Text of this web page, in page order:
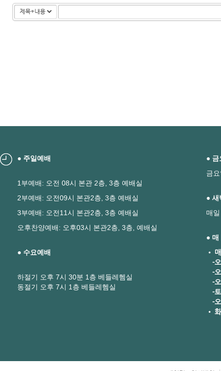
● 주일예배
1부예배: 오전 08시 본관 2층, 3층 예배실
2부예배: 오전09시 본관2층, 3층 예배실
3부예배: 오전11시 본관2층, 3층 예배실
오후찬양예배: 오후03시 본관2층, 3층, 예배실
● 수요예배
하절기 오후 7시 30분 1층 베들레헴실
동절기 오후 7시 1층 베들레헴실
● 금
금
● 새
매
● 매
•
-오
-오
-오
-토
-오
•